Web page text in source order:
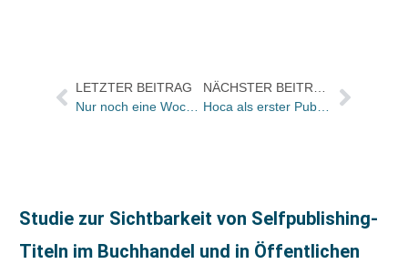
LETZTER BEITRAG
Nur noch eine Woche Zeit für AKEP-Award-Bewerbung
NÄCHSTER BEITRAG
Hoca als erster Publikumsverlag mit breitem iPhone-Angebot / Eigene „iHoCa“-Applikation für Leseproben
Studie zur Sichtbarkeit von Selfpublishing-
Titeln im Buchhandel und in Öffentlichen